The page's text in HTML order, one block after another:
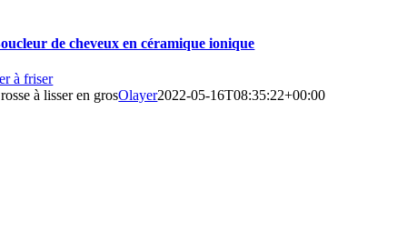
de cheveux en céramique ionique
à friser
à lisser en grosOlayer2022-05-16T08:35:22+00:00